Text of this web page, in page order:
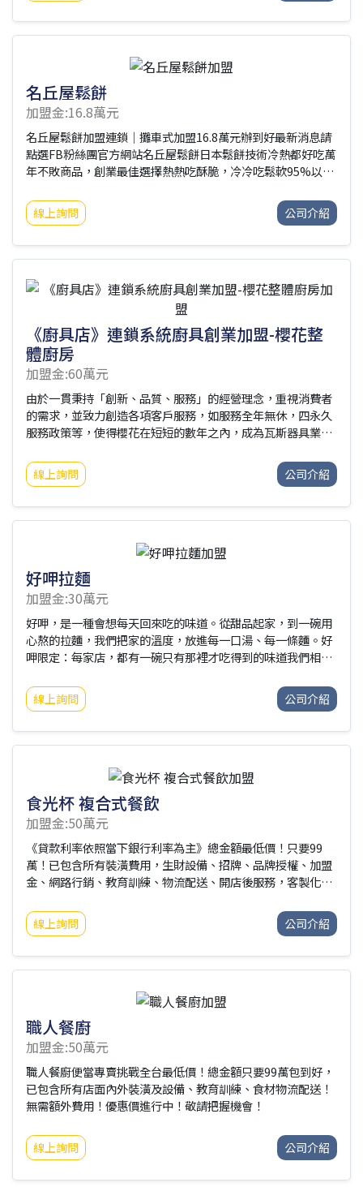
入，高品質餐點➤自由彈性調整菜單與價格➤高毛利商品➤餐
定省下高額加盟費☑加盟介紹：➤新品牌優惠案16.8萬辦到好
(限量20名)配附設備：4尺餐車1台油炸
名丘屋鬆餅
加盟金:16.8萬元
名丘屋鬆餅加盟連鎖｜攤車式加盟16.8萬元辦到好最新消息請
點選FB粉絲團官方網站名丘屋鬆餅日本鬆餅技術冷熱都好吃萬
年不敗商品，創業最佳選擇熱熱吃酥脆，冷冷吃鬆軟95%以上
http://www.successway.com.tw/☑加盟優勢：➤95%以上
原料可自行採購➤毛利約6成➤不綁約期➤不塞貨➤低資金投
車式加盟金，店面式品質➤可轉換為店面式營業，裝潢自主決
(限量20名)配附設備：4尺餐車1台臥式冰箱1台鬆餅機2台鮮奶
線上詢問 公司介紹
《廚具店》連鎖系統廚具創業加盟-櫻花整
體廚房
加盟金:60萬元
由於一貫秉持「創新、品質、服務」的經營理念，重視消費者
的需求，並致力創造各項客戶服務，如服務全年無休，四永久
服務政策等，使得櫻花在短短的數年之內，成為瓦斯器具業的
產銷資源，將台灣櫻花工業、源輝金屬工業及優政工業三家公
司整合為一，合併成立了台灣櫻花股份有限公司，經過短短的
營，我們已擁有數百萬櫻花牌愛用者，並在全國設置9家大型
入國人每一個生活社區，提供最滿意之客戶服務。近年來我們
為了滿足更多消費者的需求，因此擴大了廚房設備產品線的經
營
線上詢問 公司介紹
好呷拉麵
加盟金:30萬元
好呷，是一種會想每天回來吃的味道。從甜品起家，到一碗用
心熬的拉麵，我們把家的溫度，放進每一口湯、每一條麵。好
呷限定：每家店，都有一碗只有那裡才吃得到的味道我們相
線上詢問 公司介紹
食光杯 複合式餐飲
加盟金:50萬元
《貸款利率依照當下銀行利率為主》總金額最低價！只要99
萬！已包含所有裝潢費用，生財設備、招牌、品牌授權、加盟
金、網路行銷、教育訓練、物流配送、開店後服務，客製化裝
線上詢問 公司介紹
職人餐廚
加盟金:50萬元
職人餐廚便當專賣挑戰全台最低價！總金額只要99萬包到好，
已包含所有店面內外裝潢及設備、教育訓練、食材物流配送！
無需額外費用！優惠價進行中！敬請把握機會！
線上詢問 公司介紹